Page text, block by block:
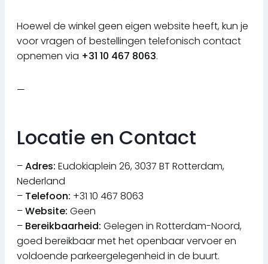
Hoewel de winkel geen eigen website heeft, kun je
voor vragen of bestellingen telefonisch contact
opnemen via +31 10 467 8063.
—
Locatie en Contact
–Adres: Eudokiaplein 26, 3037 BT Rotterdam,
Nederland
– Telefoon: +31 10 467 8063
–Website: Geen
– Bereikbaarheid: Gelegen in Rotterdam-Noord,
goed bereikbaar met het openbaar vervoer en
voldoende parkeergelegenheid in de buurt.